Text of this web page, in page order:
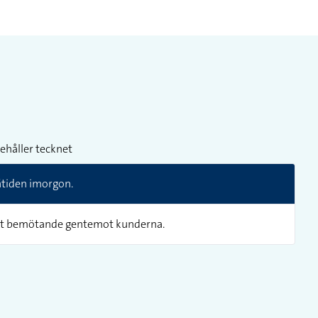
tecknet
imorgon.
bemötande gentemot kunderna.